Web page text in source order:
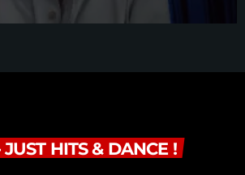
JUST HITS & DANCE !